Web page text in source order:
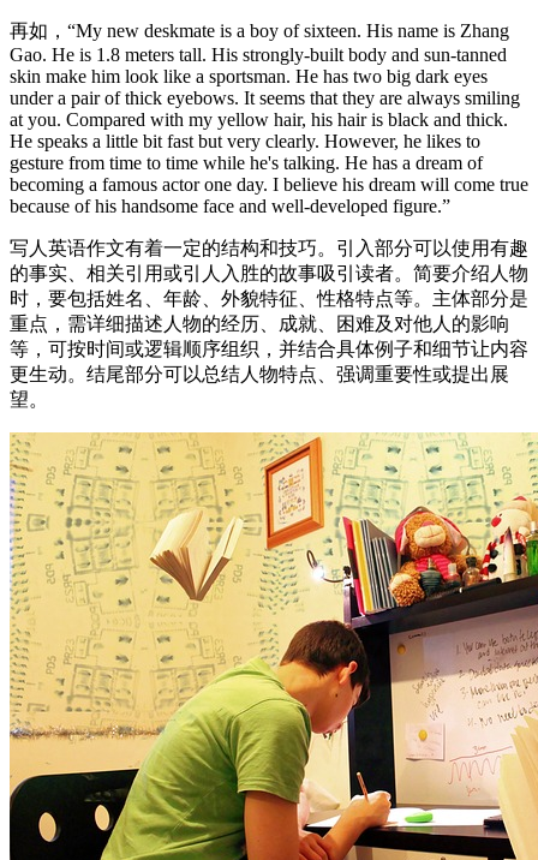
再如，“My new deskmate is a boy of sixteen. His name is Zhang
Gao. He is 1.8 meters tall. His strongly-built body and sun-tanned
skin make him look like a sportsman. He has two big dark eyes
under a pair of thick eyebows. It seems that they are always smiling
at you. Compared with my yellow hair, his hair is black and thick.
He speaks a little bit fast but very clearly. However, he likes to
gesture from time to time while he's talking. He has a dream of
becoming a famous actor one day. I believe his dream will come true
because of his handsome face and well-developed figure.”
写人英语作文有着一定的结构和技巧。引入部分可以使用有趣
的事实、相关引用或引人入胜的故事吸引读者。简要介绍人物
时，要包括姓名、年龄、外貌特征、性格特点等。主体部分是
重点，需详细描述人物的经历、成就、困难及对他人的影响
等，可按时间或逻辑顺序组织，并结合具体例子和细节让内容
更生动。结尾部分可以总结人物特点、强调重要性或提出展
望。